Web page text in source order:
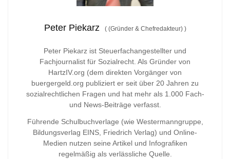
Peter Piekarz ((Gründer & Chefredakteur) )
Peter Piekarz ist Steuerfachangestellter und
Fachjournalist für Sozialrecht. Als Gründer von
HartzIV.org (dem direkten Vorgänger von
buergergeld.org publiziert er seit über 20 Jahren zu
sozialrechtlichen Fragen und hat mehr als 1.000 Fach-
und News-Beiträge verfasst.
Führende Schulbuchverlage (wie Westermanngruppe,
Bildungsverlag EINS, Friedrich Verlag) und Online-
Medien nutzen seine Artikel und Infografiken
regelmäßig als verlässliche Quelle.